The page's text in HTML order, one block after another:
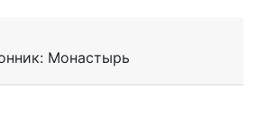
Монастырь